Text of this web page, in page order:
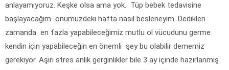
anlayamıyoruz. Keşke olsa ama yok. Tüp bebek tedavisine
başlayacağım önümüzdeki hafta nasıl besleneyim. Dedikleri
zamanda en fazla yapabileceğimiz mutlu ol vücudunu germe
kendin için yapabileceğin en önemli şey bu olabilir dememiz
gerekiyor. Aşırı stres anlık gerginlikler bile 3 ay içinde hazırlanmış